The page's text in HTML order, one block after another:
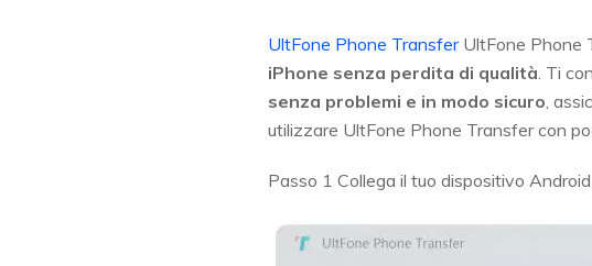
UltFone Phone TransferUltFone Phone
iPhone senza perdita di qualità. Ti
senza problemi e in modo sicuro,
utilizzare UltFone Phone Transfer con
Passo 1 Collega il tuo dispositivo